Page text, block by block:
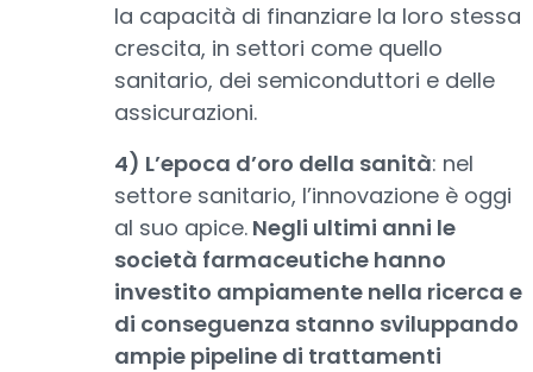
la capacità di finanziare la loro stessa
crescita, in settori come quello
sanitario, dei semiconduttori e delle
assicurazioni.
4) L’epoca d’oro della sanità: nel
settore sanitario, l’innovazione è oggi
al suo apice. Negli ultimi anni le
società farmaceutiche hanno
investito ampiamente nella ricerca e
di conseguenza stanno sviluppando
ampie pipeline di trattamenti